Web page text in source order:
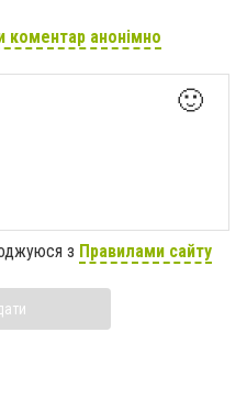
коментар анонімно
🙂
з Правилами сайту